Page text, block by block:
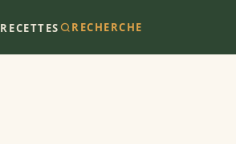
RECETTES RECHERCHE